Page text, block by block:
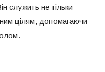
служить не тільки
цілям, допомагаючи